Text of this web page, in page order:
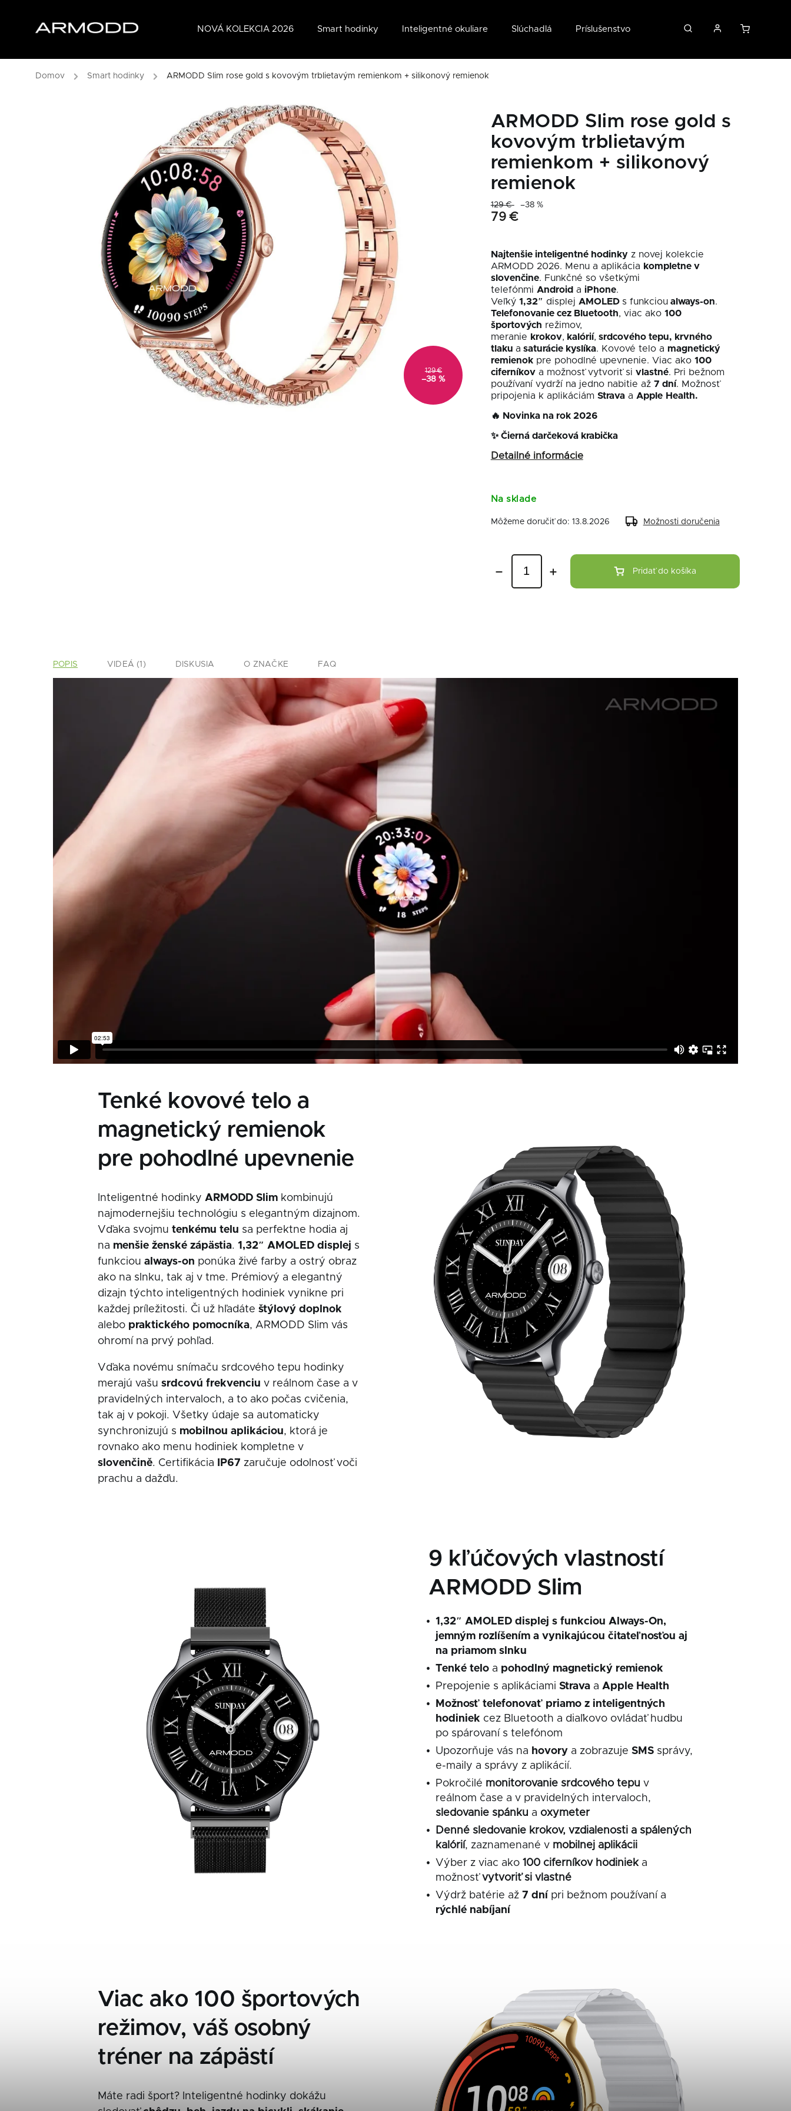
NOVÁ KOLEKCIA 2026 Smart hodinky Inteligentné okuliare Slúchadlá Príslušenstvo
Domov / Smart hodinky / ARMODD Slim rose gold s kovovým trblietavým remienkom + silikonový remienok
129 €
–38 %
ARMODD Slim rose gold s
kovovým trblietavým
remienkom + silikonový
remienok
129 € –38 %
79 €
Najtenšie inteligentné hodinkyz novej kolekcie
ARMODD 2026. Menu a aplikácia kompletne v
slovenčine. Funkčné so všetkými
telefónmi Android a iPhone.
Veľký 1,32″ displej AMOLED s funkcioualways-on.
Telefonovanie cez Bluetooth, viac ako 100
športových režimov,
meranie krokov, kalórií, srdcového tepu, krvného
tlaku a saturácie kyslíka. Kovové telo a magnetický
remienokpre pohodlné upevnenie. Viac ako 100
ciferníkova možnosť vytvoriť si vlastné. Pri bežnom
používaní vydrží na jedno nabitie až 7 dní. Možnosť
pripojenia k aplikáciám Stravaa Apple Health.
🔥 Novinka na rok 2026
✨ Čierná darčeková krabička
Detailné informácie
Na sklade
Môžeme doručiť do: 13.8.2026 Možnosti doručenia
Pridať do košíka
POPIS VIDEÁ (1) DISKUSIA O ZNAČKE FAQ
Tenké kovové telo a
magnetický remienok
pre pohodlné upevnenie
Inteligentné hodinkyARMODD Slim kombinujú
najmodernejšiu technológiu s elegantným dizajnom.
Vďaka svojmutenkému telu sa perfektne hodia aj
na menšie ženské zápästia.1,32″ AMOLED displej s
funkcioualways-on ponúka živé farby a ostrý obraz
ako na slnku, tak aj v tme. Prémiový a elegantný
dizajn týchto inteligentných hodiniek vynikne pri
každej príležitosti. Či už hľadáteštýlový doplnok
alebo praktického pomocníka, ARMODD Slim vás
ohromí na prvý pohľad.
Vďaka novému snímaču srdcového tepu hodinky
merajú vašusrdcovú frekvenciu v reálnom čase a v
pravidelných intervaloch, a to ako počas cvičenia,
tak aj v pokoji. Všetky údaje sa automaticky
synchronizujú s mobilnou aplikáciou, ktorá je
rovnako ako menu hodiniek kompletne v
slovenčině. Certifikácia IP67 zaručuje odolnosť voči
prachu a dažďu.
9 kľúčových vlastností
ARMODD Slim
1,32″ AMOLED displej s funkciou Always-On,
jemným rozlíšením a vynikajúcou čitateľnosťou aj
na priamom slnku
Tenké telo a pohodlný magnetický remienok
Prepojenie s aplikáciamiStrava aApple Health
Možnosť telefonovať priamo z inteligentných
hodiniek cez Bluetooth a diaľkovo ovládať hudbu
po spárovaní s telefónom
Upozorňuje vás na hovory a zobrazujeSMS správy,
e-maily a správy z aplikácií.
Pokročilé monitorovanie srdcového tepu v
reálnom čase a v pravidelných intervaloch,
sledovanie spánku a oxymeter
Denné sledovanie krokov, vzdialenosti a spálených
kalórií, zaznamenané v mobilnej aplikácii
Výber z viac ako100 ciferníkov hodinieka
možnosťvytvoriť si vlastné
Výdrž batérie až7 dní pri bežnom používaní a
rýchlé nabíjaní
Viac ako 100 športových
režimov, váš osobný
tréner na zápästí
Máte radi šport? Inteligentné hodinky dokážu